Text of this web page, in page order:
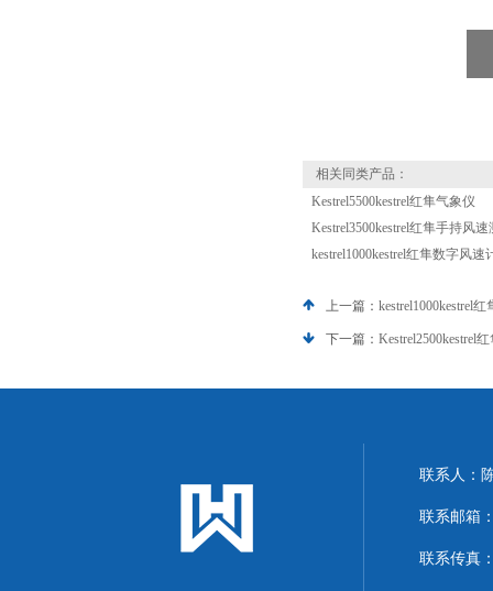
相关同类产品：
Kestrel5500kestrel红隼气象仪
Kestrel3500kestrel红隼手持风
kestrel1000kestrel红隼数字风速
上一篇： kestrel1000kestrel
下一篇： Kestrel2500kestrel
联系人：
联系邮箱
联系传真